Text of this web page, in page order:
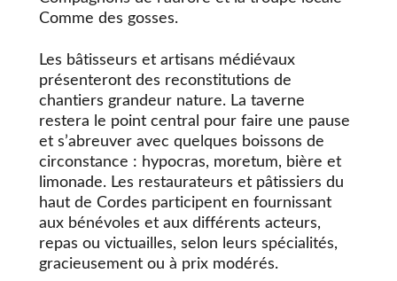
Comme des gosses.
Les bâtisseurs et artisans médiévaux
présenteront des reconstitutions de
chantiers grandeur nature. La taverne
restera le point central pour faire une pause
et s’abreuver avec quelques boissons de
circonstance : hypocras, moretum, bière et
limonade. Les restaurateurs et pâtissiers du
haut de Cordes participent en fournissant
aux bénévoles et aux différents acteurs,
repas ou victuailles, selon leurs spécialités,
gracieusement ou à prix modérés.